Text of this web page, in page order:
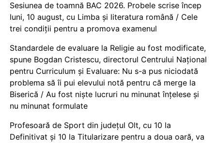
Sesiunea de toamnă BAC 2026. Probele scrise încep
luni, 10 august, cu Limba și literatura română / Cele
trei condiții pentru a promova examenul
Standardele de evaluare la Religie au fost modificate,
spune Bogdan Cristescu, directorul Centrului Național
pentru Curriculum și Evaluare: Nu s-a pus niciodată
problema să îi pui elevului notă pentru că merge la
Biserică / Au fost niște lucruri nu minunat înțelese și
nu minunat formulate
Profesoară de Sport din județul Olt, cu 10 la
Definitivat și 10 la Titularizare pentru a doua oară, va